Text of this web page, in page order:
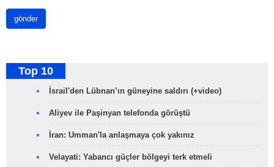
gönder
Top 10
İsrail'den Lübnan’ın güneyine saldırı (+video)
Aliyev ile Paşinyan telefonda görüştü
İran: Umman'la anlaşmaya çok yakınız
Velayati: Yabancı güçler bölgeyi terk etmeli